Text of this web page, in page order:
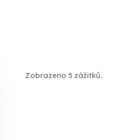
Zobrazeno 5 zážitků.